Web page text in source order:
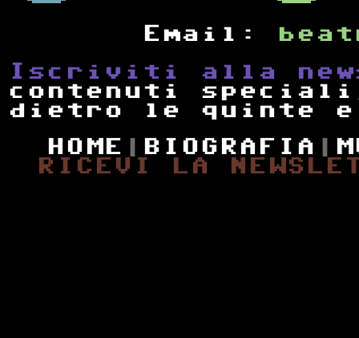
Email:
Iscriviti alla
contenuti
dietro le quinte
HOME
BIOGRAFIA
RICEVI LA